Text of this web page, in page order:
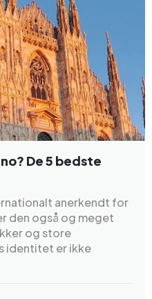
De 5 bedste
anerkendt for
den også og meget
og store
identitet er ikke